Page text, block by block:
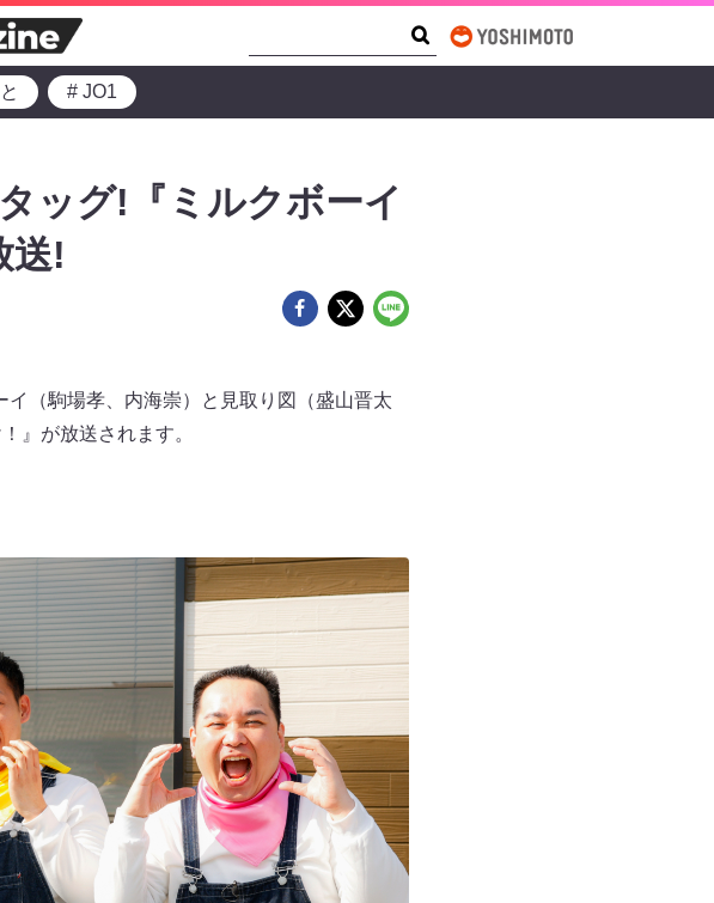
# JO1
ッグ!『ミルクボーイ
送!
（駒場孝、内海崇）と見取り図（盛山晋太
』が放送されます。